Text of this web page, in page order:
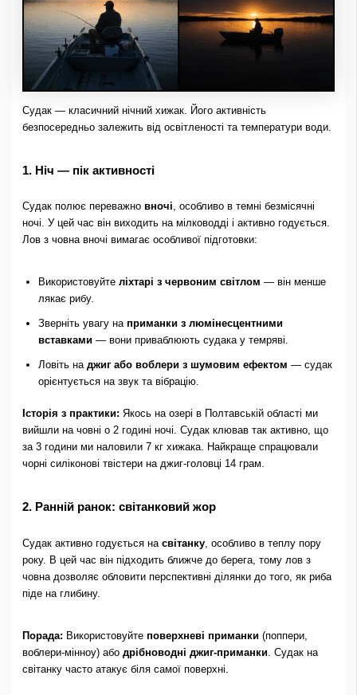
Судак — класичний нічний хижак. Його активність
безпосередньо залежить від освітленості та температури води.
1. Ніч — пік активності
Судак полює переважно вночі, особливо в темні безмісячні
ночі. У цей час він виходить на мілководді і активно годується.
Лов з човна вночі вимагає особливої ​​підготовки:
Використовуйте ліхтарі з червоним світлом — він менше
лякає рибу.
Зверніть увагу на приманки з люмінесцентними
вставками— вони приваблюють судака у темряві.
Ловіть на джиг або воблери з шумовим ефектом — судак
орієнтується на звук та вібрацію.
Історія з практики: Якось на озері в Полтавській області ми
вийшли на човні о 2 годині ночі. Судак клював так активно, що
за 3 години ми наловили 7 кг хижака. Найкраще спрацювали
чорні силіконові твістери на джиг-головці 14 грам.
2. Ранній ранок: світанковий жор
Судак активно годується на світанку, особливо в теплу пору
року. В цей час він підходить ближче до берега, тому лов з
човна дозволяє обловити перспективні ділянки до того, як риба
піде на глибину.
Порада: Використовуйте поверхневі приманки(поппери,
воблери-мінноу) або дрібноводні джиг-приманки. Судак на
світанку часто атакує біля самої поверхні.